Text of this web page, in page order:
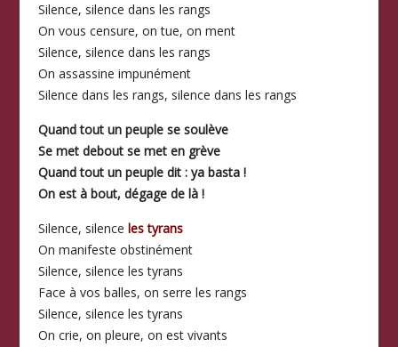
Silence, silence dans les rangs
On vous censure, on tue, on ment
Silence, silence dans les rangs
On assassine impunément
Silence dans les rangs, silence dans les rangs
Quand tout un peuple se soulève
Se met debout se met en grève
Quand tout un peuple dit : ya basta !
On est à bout, dégage de là !
Silence, silence les tyrans
On manifeste obstinément
Silence, silence les tyrans
Face à vos balles, on serre les rangs
Silence, silence les tyrans
On crie, on pleure, on est vivants